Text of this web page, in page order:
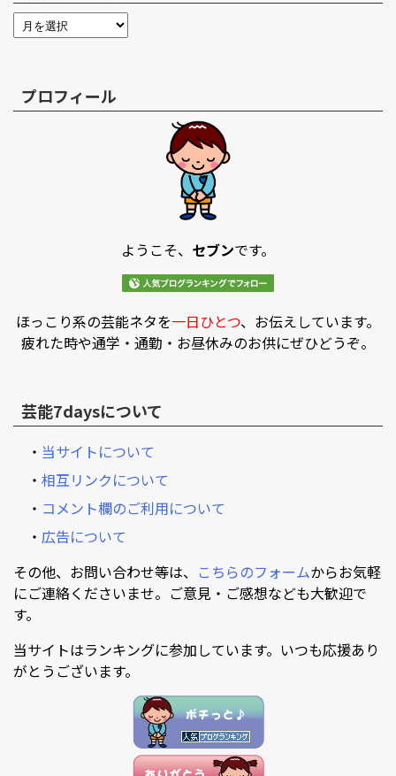
プロフィール
ようこそ、 セブンです。
ほっこり系の芸能ネタを一日ひとつ、お伝えしています。
疲れた時や通学・通勤・お昼休みのお供にぜひどうぞ。
芸能7daysについて
・ 当サイトについて
・ 相互リンクについて
・ コメント欄のご利用について
・ 広告について
その他、お問い合わせ等は、 こちらのフォームからお気軽
にご連絡くださいませ。ご意見・ご感想なども大歓迎で
す。
当サイトはランキングに参加しています。いつも応援あり
がとうございます。